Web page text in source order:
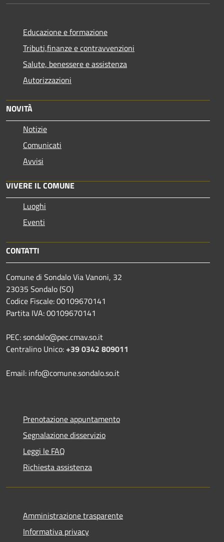
Educazione e formazione
Tributi,finanze e contravvenzioni
Salute, benessere e assistenza
Autorizzazioni
NOVITÀ
Notizie
Comunicati
Avvisi
VIVERE IL COMUNE
Luoghi
Eventi
CONTATTI
Comune di Sondalo Via Vanoni, 32
23035 Sondalo (SO)
Codice Fiscale: 00109670141
Partita IVA: 00109670141
PEC: sondalo@pec.cmav.so.it
Centralino Unico:+39 0342 809011
Email: info@comune.sondalo.so.it
Prenotazione appuntamento
Segnalazione disservizio
Leggi le FAQ
Richiesta assistenza
Amministrazione trasparente
Informativa privacy